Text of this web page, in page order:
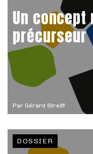
Par Gérard Streiff
Un
précurseur
DOSSIER